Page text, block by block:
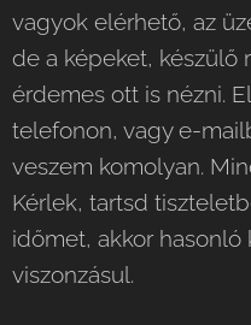
vagyok elérhető, az
de a képeket, készülő
érdemes ott is nézni.
telefonon, vagy e-
veszem komolyan.
Kérlek, tartsd
időmet, akkor hasonló
viszonzásul.